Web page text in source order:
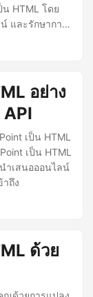
HTML โดย
และรักษาการ
REST
อย่าง
API
เป็น HTML
เป็น HTML
ำเสนอออนไลน์
ถึง
ด้วย